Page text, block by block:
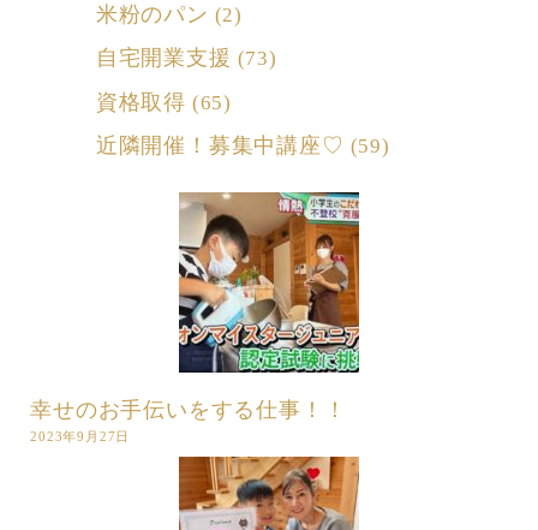
米粉のパン (2)
自宅開業支援 (73)
資格取得 (65)
近隣開催！募集中講座♡ (59)
幸せのお手伝いをする仕事！！
2023年9月27日